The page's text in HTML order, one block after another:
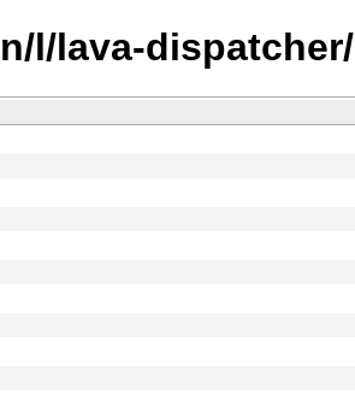
l/lava-dispatcher/